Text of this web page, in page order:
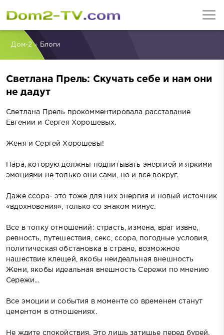
Дом-2» Блоги
Светлана Прель: Скучать себе и нам они
не дадут
Светлана Прель прокомментировала расставание
Евгении и Сергея Хорошевых.
Женя и Сергей Хорошевы!
Пара, которую должны подпитывать энергией и яркими
эмоциями не только они сами, но и все вокруг.
Даже ссора- это тоже для них энергия и новый источник
«вдохновения», только со знаком минус.
Все в топку отношений: страсть, измена, враг извне,
ревность, путешествия, секс, ссора, погодные условия,
политическая обстановка в стране, возможное
нашествие клещей, якобы неидеальная внешность
Жени, якобы идеальная внешность Сережи по мнению
Сережи...
Все эмоции и события в моменте со временем станут
цементом в отношениях.
Не ждите спокойствия. Это лишь затишье перед бурей.